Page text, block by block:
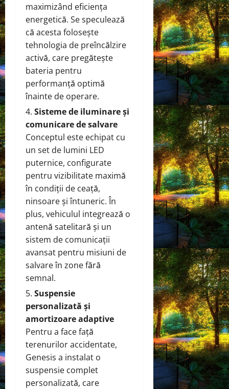
maximizând eficiența
energetică. Se speculează
că acesta folosește
tehnologia de preîncălzire
activă, care pregătește
bateria pentru
performanță optimă
înainte de operare.
Sisteme de iluminare și
comunicare de salvare
Conceptul este echipat cu
un set de lumini LED
puternice, configurate
pentru vizibilitate maximă
în condiții de ceață,
ninsoare și întuneric. În
plus, vehiculul integrează o
antenă satelitară și un
sistem de comunicații
avansat pentru misiuni de
salvare în zone fără
semnal.
Suspensie
personalizată și
amortizoare adaptive
Pentru a face față
terenurilor accidentate,
Genesis a instalat o
suspensie complet
personalizată, care